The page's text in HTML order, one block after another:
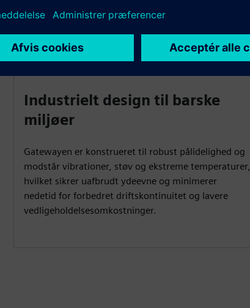
Industrielt design til barske
miljøer
Gatewayen er konstrueret til robust pålidelighed og
modstår vibrationer, støv og ekstreme temperaturer,
hvilket sikrer uafbrudt ydeevne og minimerer
nedetid for forbedret driftskontinuitet og lavere
vedligeholdelsesomkostninger.